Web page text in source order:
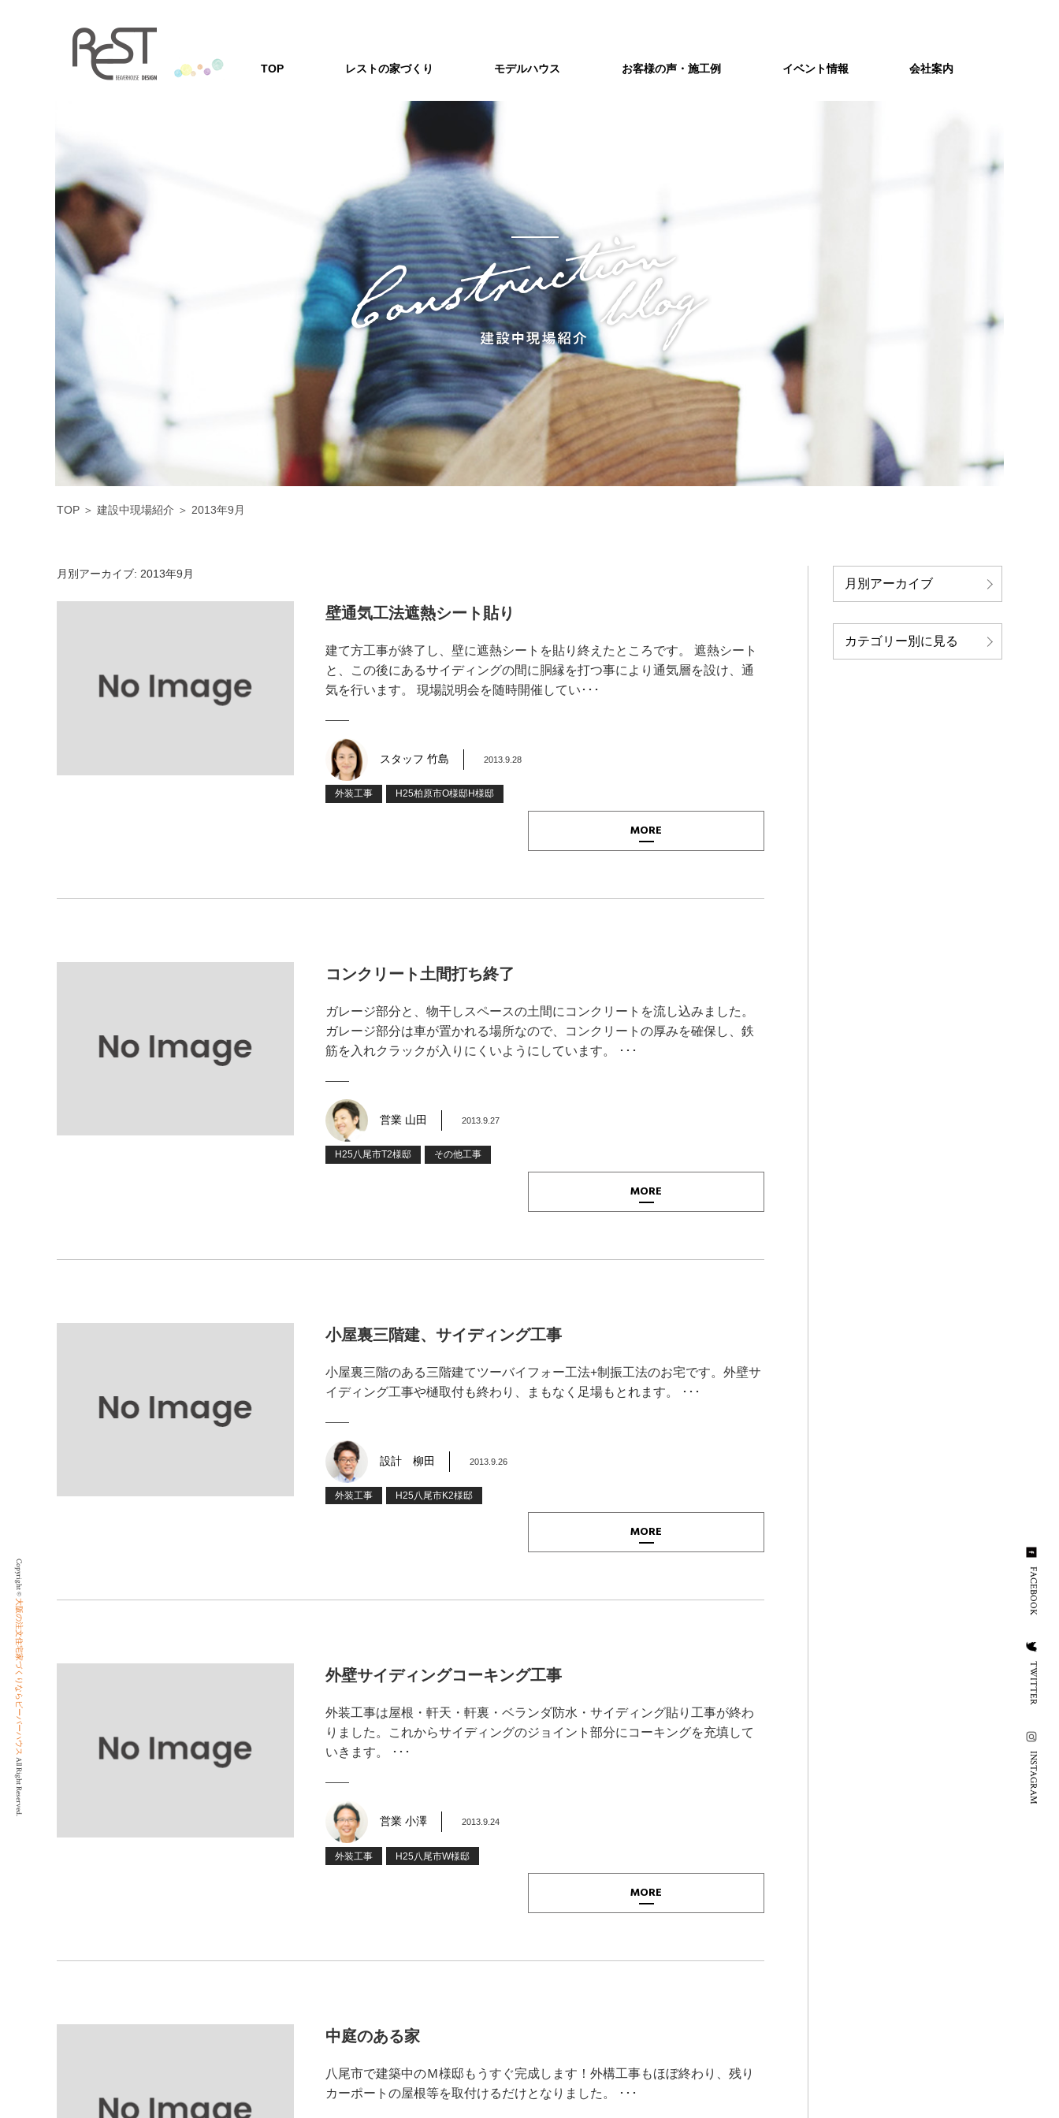
TOP レストの家づくり
レストの家づくり
「安心の耐震・制振構造」を標準装備。
家づくりQ&A
家を建てる方の疑問・ご質問などを
Q&A形式にしてまとめました
注文住宅を建てよう
まずは土地から 敷地環境調査
間取り打ち合わせ
家づくりの流れ
モデルハウス お客様の声・施工例 イベント情報 会社案内
会社概要/アクセス
注文住宅レストの企業情報です。
ショールーム
藤井寺ショールームのご案内
八尾ショールームのご案内
東三国ショールーム
TOP ＞ 建設中現場紹介 ＞ 2013年9月
月別アーカイブ: 2013年9月
壁通気工法遮熱シート貼り
建て方工事が終了し、壁に遮熱シートを貼り終えたところです。 遮熱シート
と、この後にあるサイディングの間に胴縁を打つ事により通気層を設け、通
気を行います。 現場説明会を随時開催してい･･･
スタッフ 竹島 2013.9.28
外装工事 H25柏原市O様邸H様邸
MORE
コンクリート土間打ち終了
ガレージ部分と、物干しスペースの土間にコンクリートを流し込みました。
ガレージ部分は車が置かれる場所なので、コンクリートの厚みを確保し、鉄
筋を入れクラックが入りにくいようにしています。 ･･･
営業 山田 2013.9.27
H25八尾市T2様邸 その他工事
MORE
小屋裏三階建、サイディング工事
小屋裏三階のある三階建てツーバイフォー工法+制振工法のお宅です。外壁サ
イディング工事や樋取付も終わり、まもなく足場もとれます。 ･･･
設計 柳田 2013.9.26
外装工事 H25八尾市K2様邸
MORE
外壁サイディングコーキング工事
外装工事は屋根・軒天・軒裏・ベランダ防水・サイディング貼り工事が終わ
りました。これからサイディングのジョイント部分にコーキングを充填して
いきます。 ･･･
営業 小澤 2013.9.24
外装工事 H25八尾市W様邸
MORE
中庭のある家
八尾市で建築中のＭ様邸もうすぐ完成します！外構工事もほぼ終わり、残り
カーポートの屋根等を取付けるだけとなりました。 ･･･
月別アーカイブ
カテゴリー別に見る
Copyright ©
大阪の注文住宅家づくりならビーバーハウス
All Right Reserved.
FACEBOOK
TWITTER
INSTAGRAM